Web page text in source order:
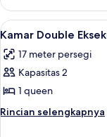
Kamar
Keluarga
(Double
Single)
Lihat
semua
foto
untuk
Kamar
Double
4
Kamar Double
17 meter persegi
Kapasitas 2
1 queen
Rincian selengkapnya
Rincian